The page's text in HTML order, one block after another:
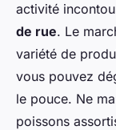
activité
de rue. Le
variété de
vous pouvez
le pouce. Ne
poissons